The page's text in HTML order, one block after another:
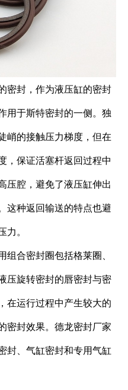
密封，作为液压缸的密封
用于斯特密封的一侧。独
峭的接触压力梯度，但在
，保证活塞杆返回过程中
压腔，避免了液压缸伸出
这种返回输送的特点也避
。
合密封圈包括格莱圈、
压旋转密封的唇密封与密
在运行过程中产生较大的
密封效果。德龙密封厂家
封、气缸密封和专用气缸